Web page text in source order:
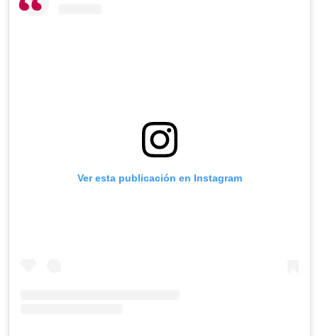
Ver esta publicación en Instagram